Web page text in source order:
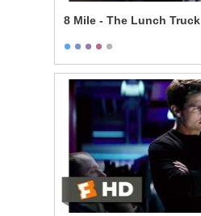
8 Mile - The Lunch Truck